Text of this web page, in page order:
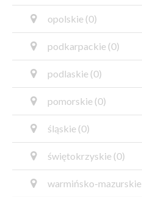
opolskie (0)
podkarpackie (0)
podlaskie (0)
pomorskie (0)
śląskie (0)
świętokrzyskie (0)
warmińsko-mazurskie